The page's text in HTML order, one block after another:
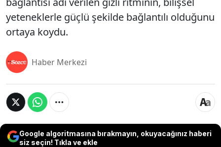
yeteneklerle güçlü şekilde bağlantılı olduğunu
ortaya koydu.
Haber Merkezi
Google algoritmasına bırakmayın, okuyacağınız haberi
siz seçin! Tıkla ve ekle